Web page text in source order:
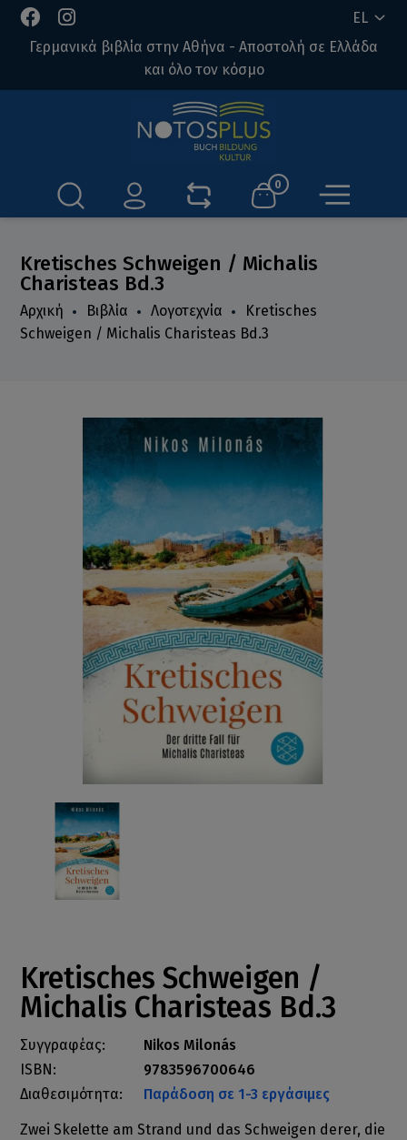
EL
Γερμανικά βιβλία στην Αθήνα - Αποστολή σε Ελλάδα
και όλο τον κόσμο
0
Kretisches Schweigen / Michalis
Charisteas Bd.3
Αρχική Βιβλία Λογοτεχνία
Kretisches
Schweigen / Michalis Charisteas Bd.3
Kretisches Schweigen /
Michalis Charisteas Bd.3
Συγγραφέας:
Nikos Milonás
ISBN:
9783596700646
Διαθεσιμότητα:
Παράδοση σε 1-3 εργάσιμες
Zwei Skelette am Strand und das Schweigen derer, die